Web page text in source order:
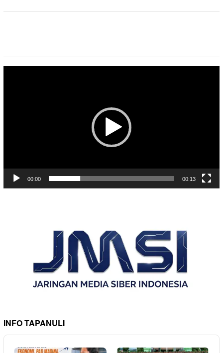
00:00 00:13
INFO TAPANULI